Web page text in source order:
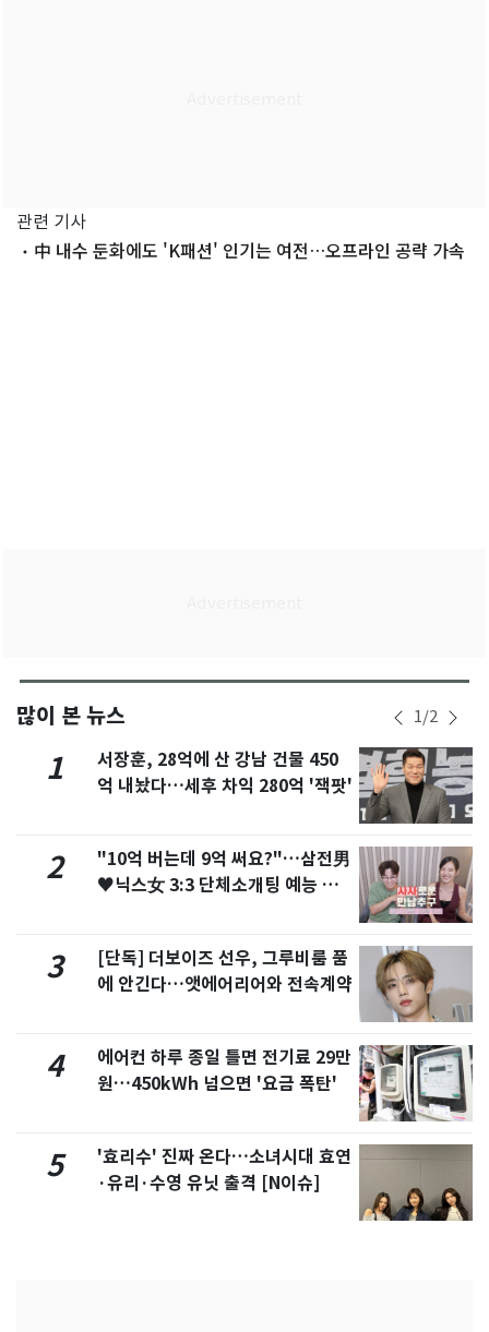
관련 기사
中 내수 둔화에도 'K패션' 인기는 여전…오프라인 공략 가속
많이 본 뉴스 1/2
1
서장훈, 28억에 산 강남 건물 450
억 내놨다…세후 차익 280억 '잭팟'
2
"10억 버는데 9억 써요?"…삼전男
♥닉스女 3:3 단체소개팅 예능 화
3
[단독] 더보이즈 선우, 그루비룸 품
에 안긴다…앳에어리어와 전속계약
4
에어컨 하루 종일 틀면 전기료 29만
원…450kWh 넘으면 '요금 폭탄'
5
'효리수' 진짜 온다…소녀시대 효연
·유리·수영 유닛 출격 [N이슈]